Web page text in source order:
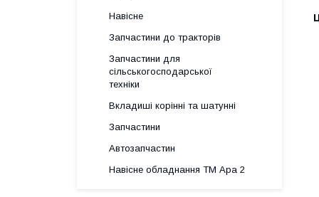
Навісне
Запчастини до тракторів
Запчастини для
сільськогосподарської
техніки
Вкладиші корінні та шатунні
Запчастини
Автозапчастин
Навісне обладнання ТМ Ара 2